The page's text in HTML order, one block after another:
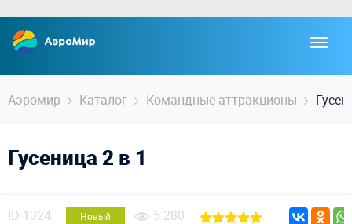
Аэромир Каталог Командные аттракционы
Гусеница 2 в 1
ID 1324 Новый 5 280